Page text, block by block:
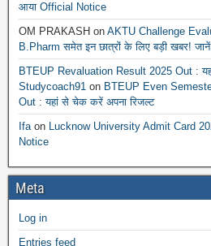
आया Official Notice
OM PRAKASH on AKTU Challenge
B.Pharm समेत इन छात्रों के लिए बड़ी खबर! जानें
BTEUP Revaluation Result 2025 Out :
Studycoach91 on BTEUP Even
Out : यहां से चेक करें अपना रिजल्ट
Ifaon Lucknow University Admit Card
Notice
Meta
Log in
Entries feed